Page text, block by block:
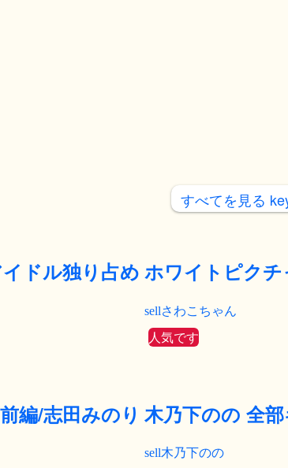
すべてを見る
ドル独り占め
編/志田みのり
ホワイトピク
さわこちゃん
人気です
木乃下のの 全
木乃下のの